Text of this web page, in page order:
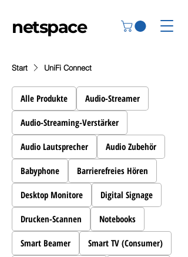
netspace
Start UniFi Connect
Alle Produkte Audio-Streamer
Audio-Streaming-Verstärker
Audio Lautsprecher Audio Zubehör
Babyphone Barrierefreies Hören
Desktop Monitore Digital Signage
Drucken-Scannen Notebooks
Smart Beamer Smart TV (Consumer)